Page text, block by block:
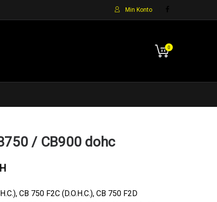
Min Konto
0
/ CB900 dohc
CB 750 F2C (D.O.H.C.), CB 750 F2D